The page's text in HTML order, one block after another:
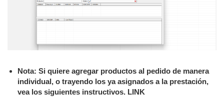
Nota: Si quiere agregar productos al pedido de manera
individual, o trayendo los ya asignados a la prestación,
vea los siguientes instructivos. LINK